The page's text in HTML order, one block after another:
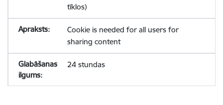
tīklos)
Cookie is needed for all users for
sharing content
24 stundas